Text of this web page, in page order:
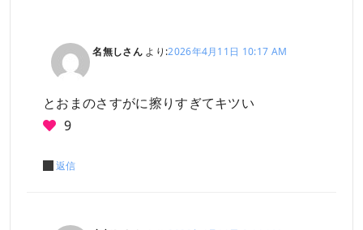
名無しさん より:2026年4月11日 10:17 AM
とおまのさすがに擦りすぎてキツい
9
返信